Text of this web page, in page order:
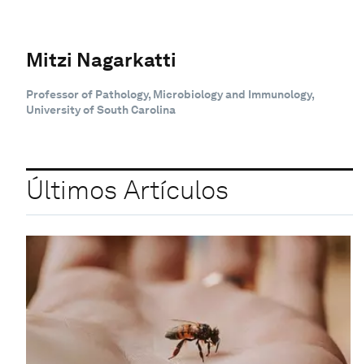
Mitzi Nagarkatti
Professor of Pathology, Microbiology and Immunology,
University of South Carolina
Últimos Artículos